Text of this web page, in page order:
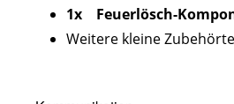
1x Feuerlösch-
Weitere kleine